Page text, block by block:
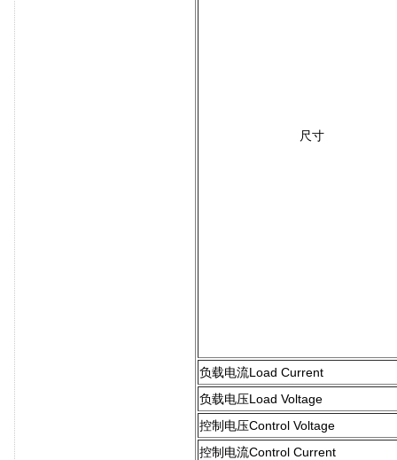
尺寸
负载电流Load Current
负载电压Load Voltage
控制电压Control Voltage
控制电流Control Current